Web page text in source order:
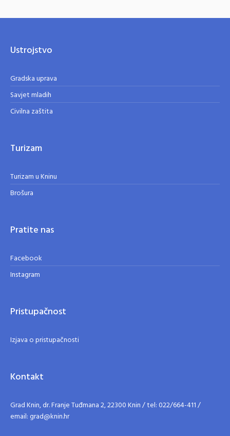
Ustrojstvo
Gradska uprava
Savjet mladih
Civilna zaštita
Turizam
Turizam u Kninu
Brošura
Pratite nas
Facebook
Instagram
Pristupačnost
Izjava o pristupačnosti
Kontakt
Grad Knin, dr. Franje Tuđmana 2, 22300 Knin / tel: 022/664-411 /
email: grad@knin.hr